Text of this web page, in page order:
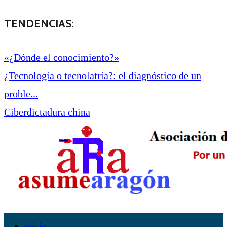
TENDENCIAS:
«¿Dónde el conocimiento?»
¿Tecnología o tecnolatría?: el diagnóstico de un
proble...
Ciberdictadura china